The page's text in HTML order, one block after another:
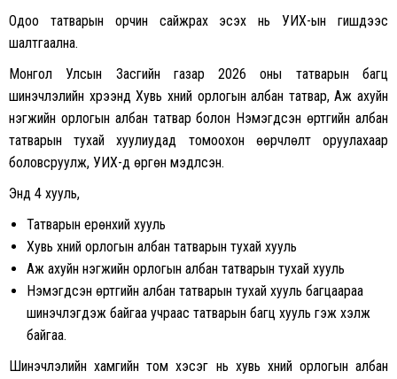
Одоо татварын орчин сайжрах эсэх нь УИХ-ын гишүүдээс
шалтгаална.
Монгол Улсын Засгийн газар 2026 оны татварын багц
шинэчлэлийн хүрээнд Хувь хүний орлогын албан татвар, Аж ахуйн
нэгжийн орлогын албан татвар болон Нэмэгдсэн өртгийн албан
татварын тухай хуулиудад томоохон өөрчлөлт оруулахаар
боловсруулж, УИХ-д өргөн мэдүүлсэн.
Энд 4 хууль,
Татварын ерөнхий хууль
Хувь хүний орлогын албан татварын тухай хууль
Аж ахуйн нэгжийн орлогын албан татварын тухай хууль
Нэмэгдсэн өртгийн албан татварын тухай хууль багцаараа
шинэчлэгдэж байгаа учраас татварын багц хууль гэж хэлж
байгаа.
Шинэчлэлийн хамгийн том хэсэг нь хувь хүний орлогын албан